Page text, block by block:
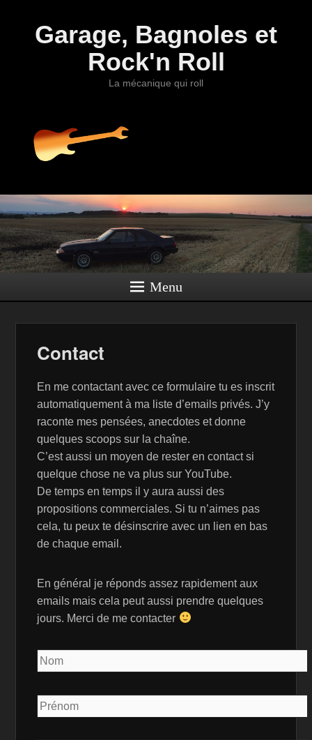
Garage, Bagnoles et
Rock'n Roll
La mécanique qui roll
Menu
Contact
En me contactant avec ce formulaire tu es inscrit
automatiquement à ma liste d’emails privés. J’y
raconte mes pensées, anecdotes et donne
quelques scoops sur la chaîne.
C’est aussi un moyen de rester en contact si
quelque chose ne va plus sur YouTube.
De temps en temps il y aura aussi des
propositions commerciales. Si tu n’aimes pas
cela, tu peux te désinscrire avec un lien en bas
de chaque email.
En général je réponds assez rapidement aux
emails mais cela peut aussi prendre quelques
jours. Merci de me contacter